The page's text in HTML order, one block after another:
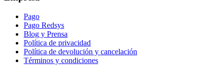
Pago
Pago Redsys
Blog y Prensa
Política de privacidad
Política de devolución y cancelación
Términos y condiciones